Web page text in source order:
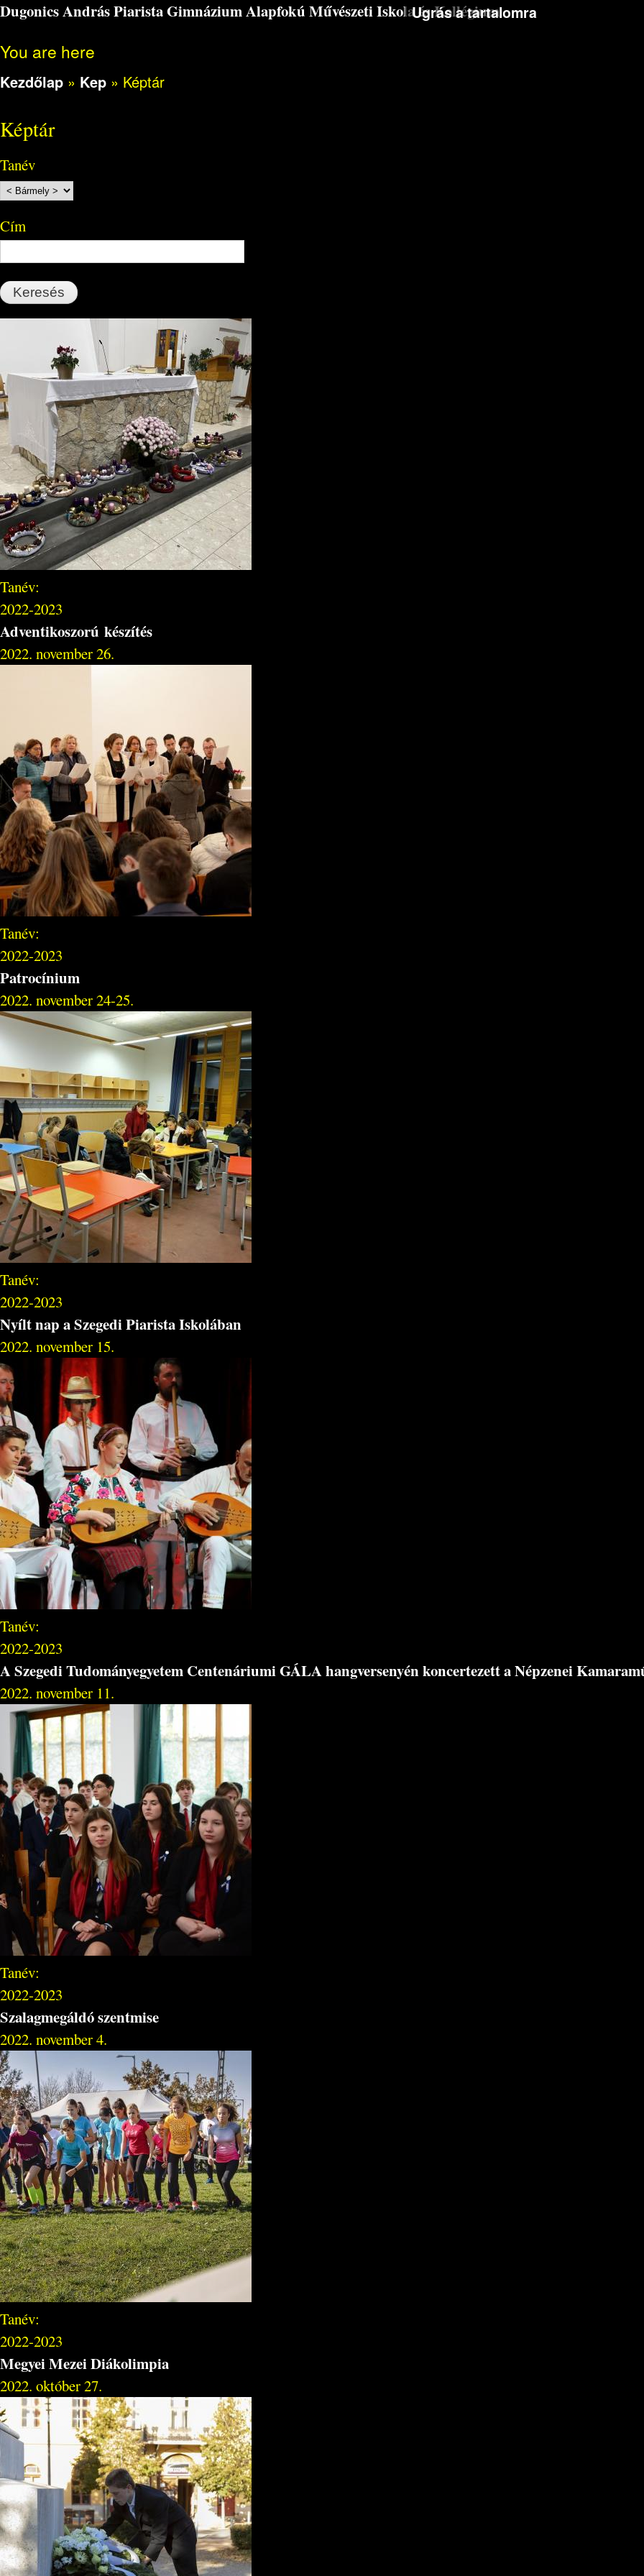
Ugrás a tartalomra
Dugonics András Piarista Gimnázium Alapfokú Művészeti Iskola és Kollégium
You are here
Kezdőlap » Kep » Képtár
Képtár
Tanév
Cím
Tanév:
2022-2023
Adventikoszorú készítés
2022. november 26.
Tanév:
2022-2023
Patrocínium
2022. november 24-25.
Tanév:
2022-2023
Nyílt nap a Szegedi Piarista Iskolában
2022. november 15.
Tanév:
2022-2023
A Szegedi Tudományegyetem Centenáriumi GÁLA hangversenyén koncertezett a Népzenei
2022. november 11.
Tanév:
2022-2023
Szalagmegáldó szentmise
2022. november 4.
Tanév:
2022-2023
Megyei Mezei Diákolimpia
2022. október 27.